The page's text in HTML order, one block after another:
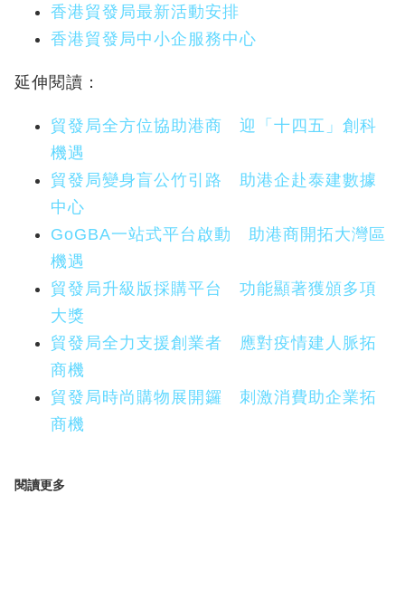
香港貿發局最新活動安排
香港貿發局中小企服務中心
延伸閱讀：
貿發局全方位協助港商 迎「十四五」創科
機遇
貿發局變身盲公竹引路 助港企赴泰建數據
中心
GoGBA一站式平台啟動 助港商開拓大灣區
機遇
貿發局升級版採購平台 功能顯著獲頒多項
大獎
貿發局全力支援創業者 應對疫情建人脈拓
商機
貿發局時尚購物展開鑼 刺激消費助企業拓
商機
閱讀更多